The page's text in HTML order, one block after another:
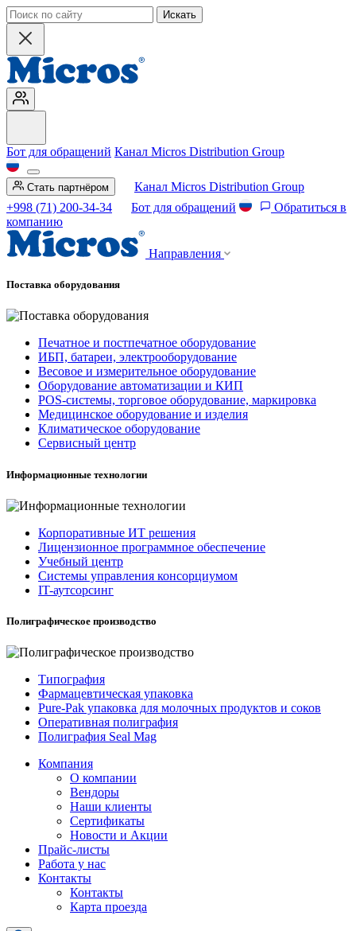
Искать
Бот для обращений Канал Micros Distribution Group
Стать партнёром
Канал Micros Distribution Group
+998 (71) 200-34-34
Бот для обращений
Обратиться в
компанию
Направления
Поставка оборудования
Печатное и постпечатное оборудование
ИБП, батареи, электрооборудование
Весовое и измерительное оборудование
Оборудование автоматизации и КИП
POS-системы, торговое оборудование, маркировка
Медицинское оборудование и изделия
Климатическое оборудование
Сервисный центр
Информационные технологии
Корпоративные ИТ решения
Лицензионное программное обеспечение
Учебный центр
Системы управления консорциумом
IT-аутсорсинг
Полиграфическое производство
Типография
Фармацевтическая упаковка
Pure-Pak упаковка для молочных продуктов и соков
Оперативная полиграфия
Полиграфия Seal Mag
Компания
О компании
Вендоры
Наши клиенты
Сертификаты
Новости и Акции
Прайс-листы
Работа у нас
Контакты
Контакты
Карта проезда